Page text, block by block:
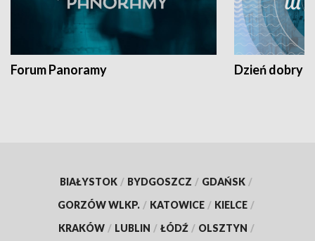
Forum Panoramy Dzień dobry
BIAŁYSTOK / BYDGOSZCZ / GDAŃSK /
GORZÓW WLKP. / KATOWICE / KIELCE /
KRAKÓW / LUBLIN / ŁÓDŹ / OLSZTYN /